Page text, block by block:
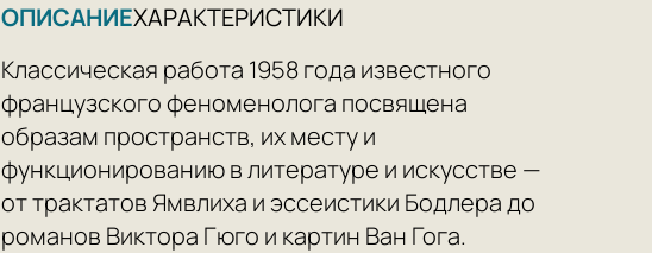
ОПИСАНИЕХАРАКТЕРИСТИКИ
Классическая работа 1958 года известного
французского феноменолога посвящена
образам пространств, их месту и
функционированию в литературе и искусстве —
от трактатов Ямвлиха и эссеистики Бодлера до
романов Виктора Гюго и картин Ван Гога.